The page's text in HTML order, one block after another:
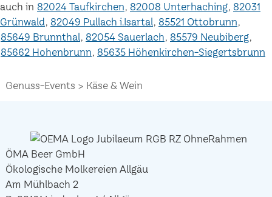
auch in 82024 Taufkirchen 82008 Unterhaching 82031
Grünwald 82049 Pullach i.Isartal 85521 Ottobrunn
85649 Brunnthal 82054 Sauerlach 85579 Neubiberg
85662 Hohenbrunn 85635 Höhenkirchen-Siegertsbrunn
Genuss-Events Käse & Wein
ÖMA Beer GmbH
Ökologische Molkereien Allgäu
Am Mühlbach 2